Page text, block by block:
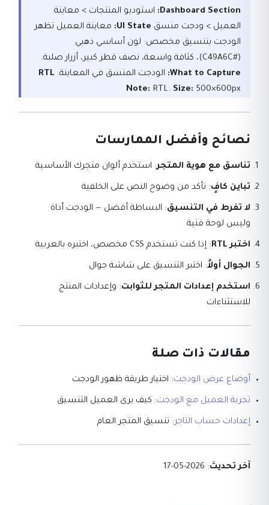
Dashboard Section:
استوديو المنتجات > معاينة
العميل > ودجت منسق UI State:
معاينة العميل تظهر
الودجت بتنسيق مخصص: لون أساسي ذهبي
(#C49A6C)، كثافة واسعة، نصف قطر كبير، أزرار صلبة.
What to Capture: الودجت المنسق في المعاينة. RTL
Note: RTL. Size: 500×600px
نصائح وأفضل الممارسات
تناسق مع هوية المتجر: استخدم ألوان متجرك الأساسية
تباين كافٍ: تأكد من وضوح النص على الخلفية
لا تفرط في التنسيق: البساطة أفضل — الودجت أداة
وليس لوحة فنية
اختبر RTL : إذا كنت تستخدم CSS مخصص، اختبره بالعربية
الجوال أولاً: اختبر التنسيق على شاشة جوال
استخدم إعدادات المتجر للثوابت: وإعدادات المنتج
للاستثناءات
مقالات ذات صلة
أوضاع عرض الودجت: اختيار طريقة ظهور الودجت
تجربة العميل مع الودجت: كيف يرى العميل التنسيق
إعدادات حساب التاجر: تنسيق المتجر العام
آخر تحديث: 2026-05-17